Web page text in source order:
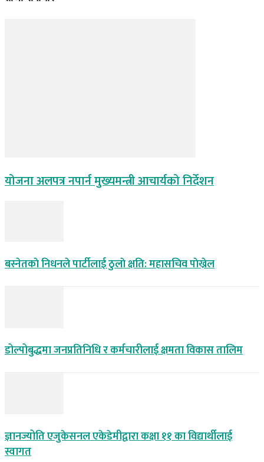
योजना अलपत्र नपार्न मुख्यमन्त्री आचार्यको निर्देशन
बस्नेतकाे निधनले पार्टीलाई ठुलाे क्षति: महासचिव पाेख्रेल
डोल्पोबुद्धमा जनप्रतिनिधि र कर्मचारीलाई क्षमता विकास तालिम
ज्ञानज्योति एजुकेसनल एकेडेमीद्वारा कक्षा ११ का विद्यार्थीलाई
स्वागत